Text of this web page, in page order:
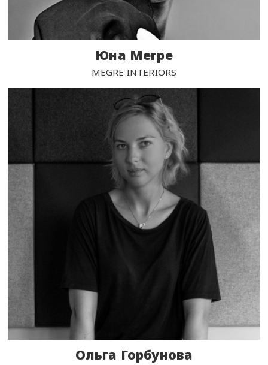
Юна Мегре
MEGRE INTERIORS
Ольга Горбунова